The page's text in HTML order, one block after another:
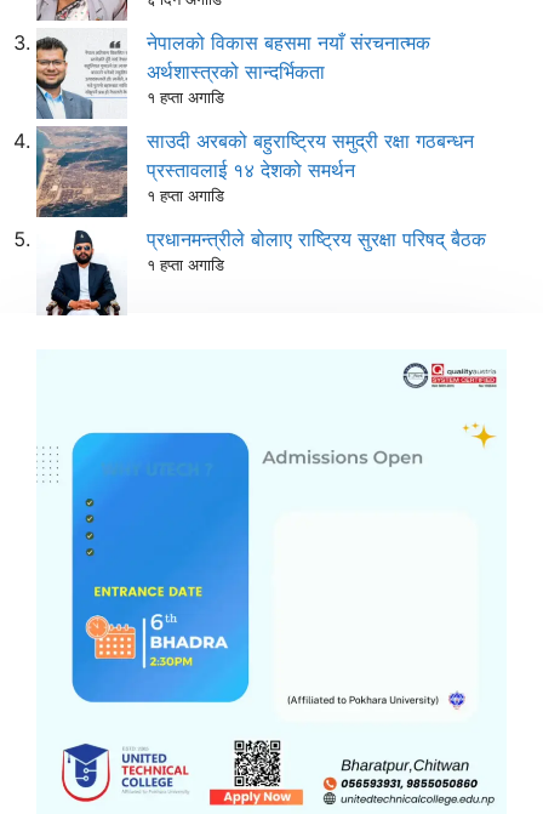
नेपालको विकास बहसमा नयाँ संरचनात्मक
अर्थशास्त्रको सान्दर्भिकता
१ हप्ता अगाडि
साउदी अरबको बहुराष्ट्रिय समुद्री रक्षा गठबन्धन
प्रस्तावलाई १४ देशको समर्थन
१ हप्ता अगाडि
प्रधानमन्त्रीले बोलाए राष्ट्रिय सुरक्षा परिषद् बैठक
१ हप्ता अगाडि